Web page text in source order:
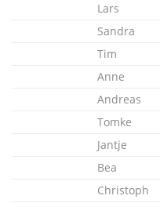
Lars
Sandra
Tim
Anne
Andreas
Tomke
Jantje
Bea
Christoph